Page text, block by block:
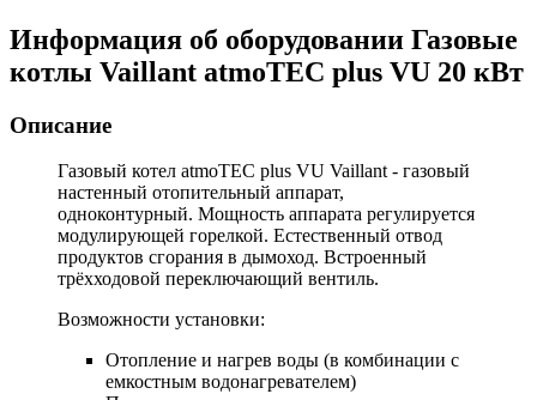
Информация об оборудовании Газовые
котлы Vaillant atmoTEC plus VU 20 кВт
Описание
Газовый котел atmoTEC plus VU Vaillant - газовый
настенный отопительный аппарат,
одноконтурный. Мощность аппарата регулируется
модулирующей горелкой. Естественный отвод
продуктов сгорания в дымоход. Встроенный
трёхходовой переключающий вентиль.
Возможности установки:
Отопление и нагрев воды (в комбинации с
емкостным водонагревателем)